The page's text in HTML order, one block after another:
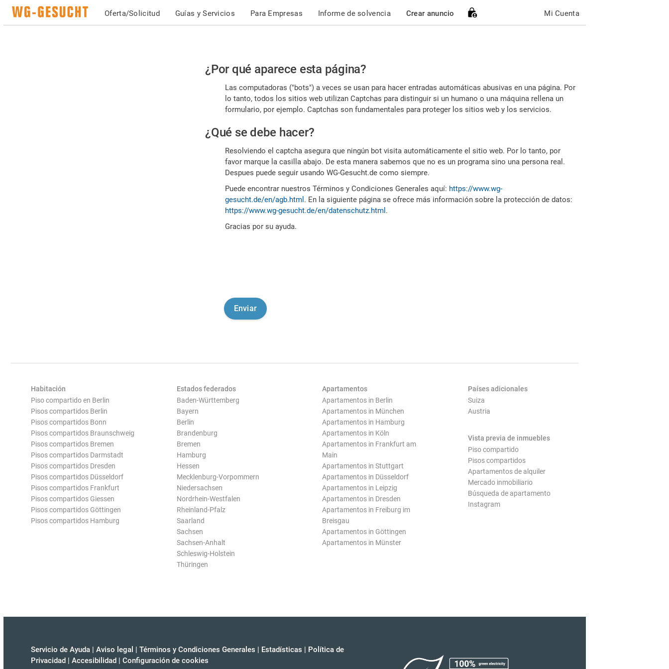
Oferta/Solicitud Guías y Servicios Para Empresas Informe de solvencia Crear anuncio Mi Cuenta
Por
favor,
confirme
es
humano
¿Por qué aparece esta página?
Las computadoras ("bots") a veces se usan para hacer entradas automáticas abusivas en una página. Por
lo tanto, todos los sitios web utilizan Captchas para distinguir si un humano o una máquina rellena un
formulario, por ejemplo. Captchas son fundamentales para proteger los sitios web y los servicios.
¿Qué se debe hacer?
Resolviendo el captcha asegura que ningún bot visita automáticamente el sitio web. Por lo tanto, por
favor marque la casilla abajo. De esta manera sabemos que no es un programa sino una persona real.
Despues puede seguir usando WG-Gesucht.de como siempre.
Puede encontrar nuestros Términos y Condiciones Generales aquí: https://www.wg-
gesucht.de/en/agb.html . En la siguiente página se ofrece más información sobre la protección de datos:
https://www.wg-gesucht.de/en/datenschutz.html .
Gracias por su ayuda.
Habitación
Piso compartido en Berlin
Pisos compartidos Berlin
Pisos compartidos Bonn
Pisos compartidos Braunschweig
Pisos compartidos Bremen
Pisos compartidos Darmstadt
Pisos compartidos Dresden
Pisos compartidos Düsseldorf
Pisos compartidos Frankfurt
Pisos compartidos Giessen
Pisos compartidos Göttingen
Pisos compartidos Hamburg
Estados federados
Baden-Württemberg
Bayern
Berlin
Brandenburg
Bremen
Hamburg
Hessen
Mecklenburg-Vorpommern
Niedersachsen
Nordrhein-Westfalen
Rheinland-Pfalz
Saarland
Sachsen
Sachsen-Anhalt
Schleswig-Holstein
Thüringen
Apartamentos
Apartamentos in Berlin
Apartamentos in München
Apartamentos in Hamburg
Apartamentos in Köln
Apartamentos in Frankfurt am
Main
Apartamentos in Stuttgart
Apartamentos in Düsseldorf
Apartamentos in Leipzig
Apartamentos in Dresden
Apartamentos in Freiburg im
Breisgau
Apartamentos in Göttingen
Apartamentos in Münster
Países adicionales
Suiza
Austria
Vista previa de inmuebles
Piso compartido
Pisos compartidos
Apartamentos de alquiler
Mercado inmobiliario
Búsqueda de apartamento
Instagram
Servicio de Ayuda | Aviso legal | Términos y Condiciones Generales | Estadísticas | Política de
Privacidad | Accesibilidad | Configuración de cookies